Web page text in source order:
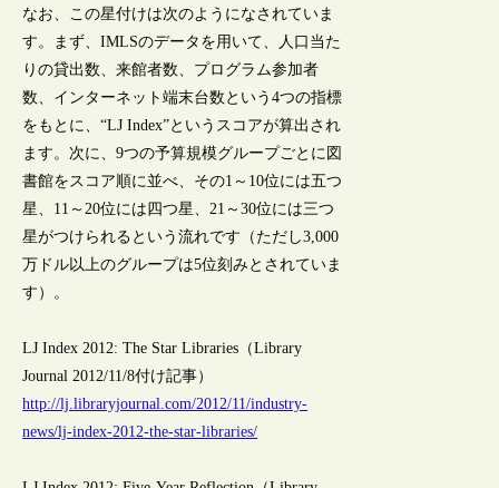
なお、この星付けは次のようになされていま
す。まず、IMLSのデータを用いて、人口当た
りの貸出数、来館者数、プログラム参加者
数、インターネット端末台数という4つの指標
をもとに、“LJ Index”というスコアが算出され
ます。次に、9つの予算規模グループごとに図
書館をスコア順に並べ、その1～10位には五つ
星、11～20位には四つ星、21～30位には三つ
星がつけられるという流れです（ただし3,000
万ドル以上のグループは5位刻みとされていま
す）。
LJ Index 2012: The Star Libraries（Library
Journal 2012/11/8付け記事）
http://lj.libraryjournal.com/2012/11/industry-
news/lj-index-2012-the-star-libraries/